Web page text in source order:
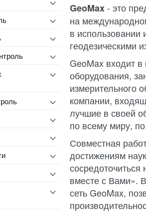
GeoMax- это
на
в использовании
геодезическими
GeoMax входит
оборудования,
измерительного
компании,
лучшие в своей
по всему миру,
Совместная
достижениям
вместе с Вами».
сеть GeoMax,